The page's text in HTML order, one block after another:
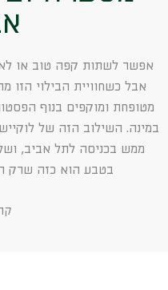
אפשר לשתות קפה טוב או
אבל כשחוויית הבילוי
מטופחת ומוקפים בנוף
במינה. השילוב הזה של
ממש בכניסה לתל אביב,
בטבע הוא כזה שרק